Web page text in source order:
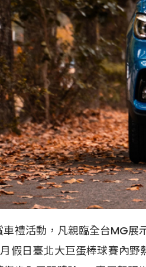
禮活動，凡親臨全台MG展
假日臺北大巨蛋棒球賽內